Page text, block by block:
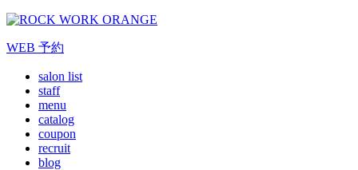
WEB 予約
salon list
staff
menu
catalog
coupon
recruit
blog